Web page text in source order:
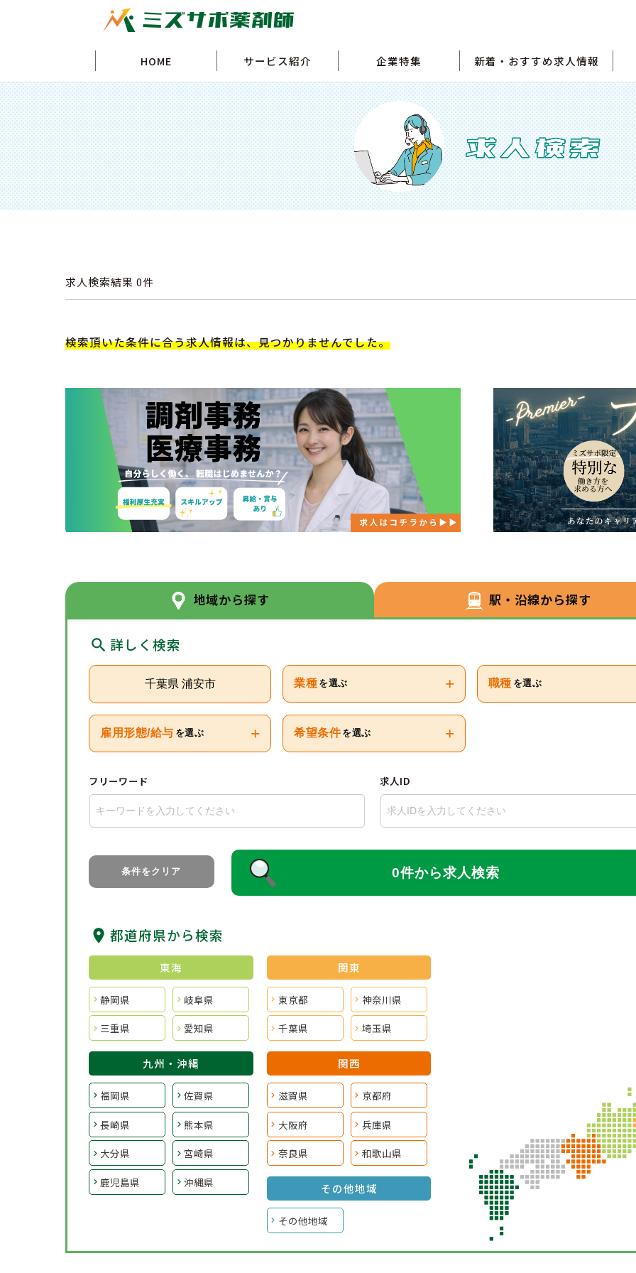
HOME サービス紹介 企業特集 新着・おすすめ求人情報
求人検索結果 0件
検索頂いた条件に合う求人情報は、見つかりませんでした。
地域から探す 駅・沿線から探す
詳しく検索
千葉県 浦安市 業種 を選ぶ + 職種 を選ぶ
雇用形態/給与 を選ぶ + 希望条件 を選ぶ +
フリーワード 求人ID
条件をクリア 0件から求人検索
都道府県から検索
東海
静岡県 岐阜県
三重県 愛知県
関東
東京都 神奈川県
千葉県 埼玉県
九州・沖縄
福岡県 佐賀県
長崎県 熊本県
大分県 宮崎県
鹿児島県 沖縄県
関西
滋賀県 京都府
大阪府 兵庫県
奈良県 和歌山県
その他地域
その他地域